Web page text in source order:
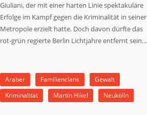
Giuliani, der mit einer harten Linie spektakuläre
Erfolge im Kampf gegen die Kriminalität in seiner
Metropole erzielt hatte. Doch davon dürfte das
rot-grün regierte Berlin Lichtjahre entfernt sein…
Araber Familienclans
Gewalt
Kriminalität
Martin Hikel Neukölln